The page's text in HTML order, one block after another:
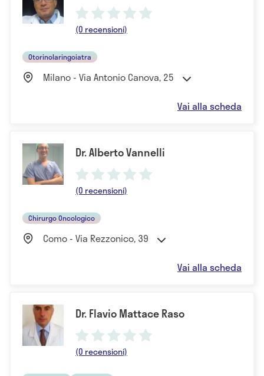
(0 recensioni)
Otorinolaringoiatra
Milano - Via Antonio Canova, 25
Vai alla scheda
Dr. Alberto Vannelli
(0 recensioni)
Chirurgo Oncologico
Como - Via Rezzonico, 39
Vai alla scheda
Dr. Flavio Mattace Raso
(0 recensioni)